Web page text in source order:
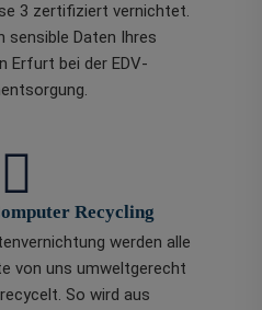
3 zertifiziert vernichtet.
sensible Daten Ihres
Erfurt bei der EDV-
Recycling
werden alle
von uns umweltgerecht
So wird aus